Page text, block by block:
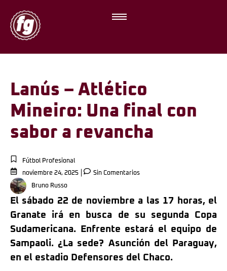
Lanús – Atlético
Mineiro: Una final con
sabor a revancha
Fútbol Profesional
noviembre 24, 2025
Sin Comentarios
Bruno Russo
El sábado 22 de noviembre a las 17 horas, el
Granate irá en busca de su segunda Copa
Sudamericana. Enfrente estará el equipo de
Sampaoli. ¿La sede? Asunción del Paraguay,
en el estadio Defensores del Chaco.